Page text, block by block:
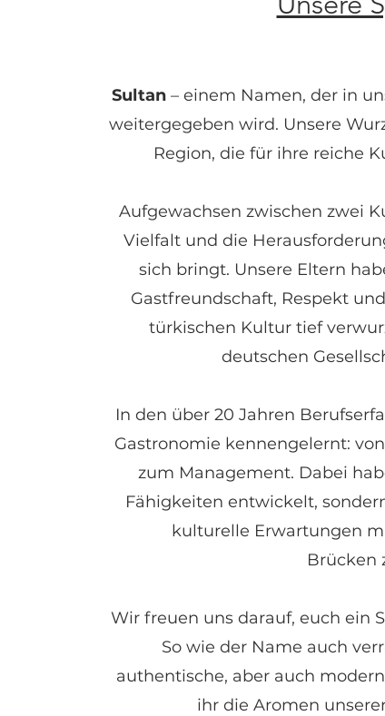
Sultan – einem Namen, der in
weitergegeben wird. Unsere
Region, die für ihre reiche
Aufgewachsen zwischen zwei
Vielfalt und die
sich bringt. Unsere Eltern
Gastfreundschaft, Respekt
türkischen Kultur tief
deutschen
In den über 20 Jahren
Gastronomie kennengelernt:
zum Management. Dabei
Fähigkeiten entwickelt,
kulturelle Erwartungen
Brücken
Wir freuen uns darauf, euch ein
So wie der Name auch
authentische, aber auch
ihr die Aromen